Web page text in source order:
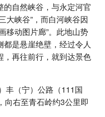
自然峡谷，与永定河官
大峡谷”，而白河峡谷因
移动图片廊”。此地山势
是悬崖绝壁，经过令人
，再往前行，就到达景色
丰（宁）公路（111国
向右至青石岭约3公里即